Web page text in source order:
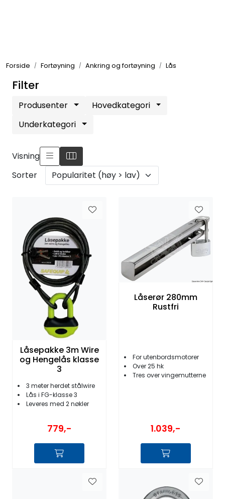
Forside Fortøyning Ankring og fortøyning Lås
Filter
Produsenter
Hovedkategori
Underkategori
Visning
Sorter
Låsepakke 3m Wire
og Hengelås klasse
3
3 meter herdet stålwire
Lås i FG-klasse 3
Leveres med 2 nøkler
779,-
Låserør 280mm
Rustfri
For utenbordsmotorer
Over 25 hk
Tres over vingemutterne
1.039,-
Elektrisk
Bygg/Innredning
VVS
Fortøyning
Fritid/Sikkerhet
Båtpleie/Opplag
Nyheter